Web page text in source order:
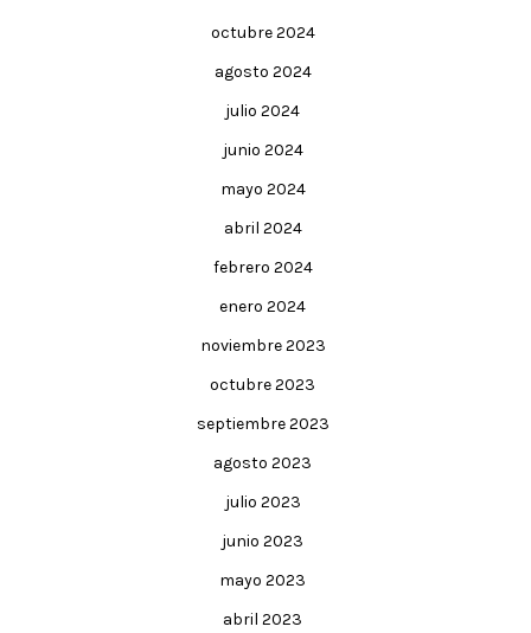
octubre 2024
agosto 2024
julio 2024
junio 2024
mayo 2024
abril 2024
febrero 2024
enero 2024
noviembre 2023
octubre 2023
septiembre 2023
agosto 2023
julio 2023
junio 2023
mayo 2023
abril 2023